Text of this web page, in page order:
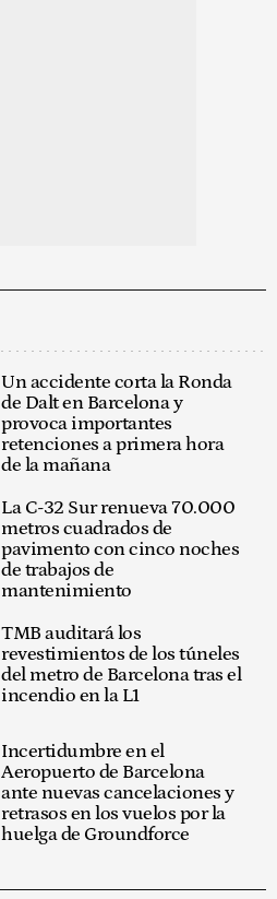
Un accidente corta la Ronda
de Dalt en Barcelona y
provoca importantes
retenciones a primera hora
de la mañana
La C-32 Sur renueva 70.000
metros cuadrados de
pavimento con cinco noches
de trabajos de
mantenimiento
TMB auditará los
revestimientos de los túneles
del metro de Barcelona tras el
incendio en la L1
Incertidumbre en el
Aeropuerto de Barcelona
ante nuevas cancelaciones y
retrasos en los vuelos por la
huelga de Groundforce